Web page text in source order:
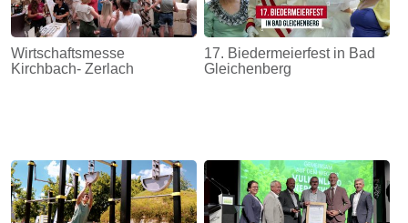
Wirtschaftsmesse
Kirchbach- Zerlach
17. Biedermeierfest in Bad
Gleichenberg